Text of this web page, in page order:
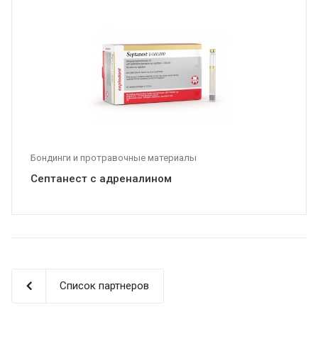
Бондинги и протравочные материалы
Септанест с адреналином
Список партнеров